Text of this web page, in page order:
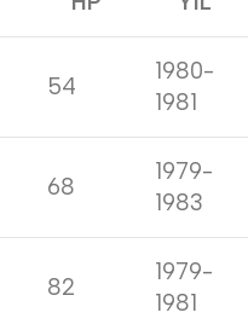
54
1980-
1981
68
1979-
1983
82
1979-
1981